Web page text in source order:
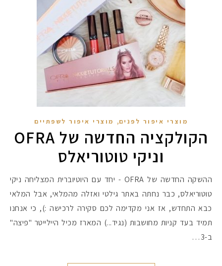
מוצרי איפור לפנים, מוצרי איפור לשפתיים
הקולקציה החדשה של OFRA
וניקי טוטוריאלס
ההשקה החדשה של OFRA - יחד עם היוטיוברית המצליחה ניקי
טוטוריאלס, כבר נחתה באתר גילטי ואזלה מהמלאי, אבל המלאי
כבא התחדש, אז אני מקדימה לכם סקירה לרכישה :), כי אנחנו
תמיד בעד קניות מחושבות (נגיד...) המארז מכיל היילייטר "פיצה"
ב-3…